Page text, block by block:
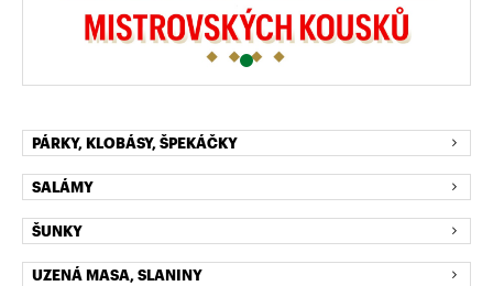
PÁRKY, KLOBÁSY, ŠPEKÁČKY
SALÁMY
ŠUNKY
UZENÁ MASA, SLANINY